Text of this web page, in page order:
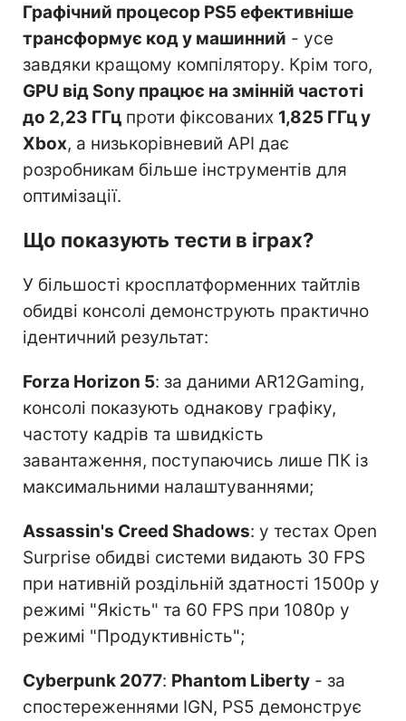
Графічний процесор PS5 ефективніше
трансформує код у машинний - усе
завдяки кращому компілятору. Крім того,
GPU від Sony працює на змінній частоті
до 2,23 ГГц проти фіксованих 1,825 ГГц у
Xbox, а низькорівневий API дає
розробникам більше інструментів для
оптимізації.
Що показують тести в іграх?
У більшості кросплатформенних тайтлів
обидві консолі демонструють практично
ідентичний результат:
Forza Horizon 5: за даними AR12Gaming,
консолі показують однакову графіку,
частоту кадрів та швидкість
завантаження, поступаючись лише ПК із
максимальними налаштуваннями;
Assassin's Creed Shadows: у тестах Open
Surprise обидві системи видають 30 FPS
при нативній роздільній здатності 1500p у
режимі "Якість" та 60 FPS при 1080p у
режимі "Продуктивність";
Cyberpunk 2077: Phantom Liberty - за
спостереженнями IGN, PS5 демонструє